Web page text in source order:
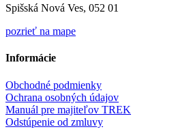
Spišská Nová Ves, 052 01
pozrieť na mape
Informácie
Obchodné podmienky
Ochrana osobných údajov
Manuál pre majiteľov TREK
Odstúpenie od zmluvy